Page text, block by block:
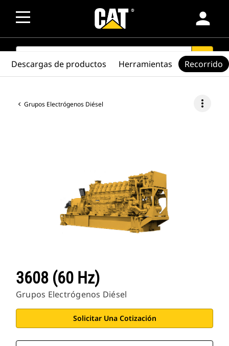
person
SEARCH search
Grupos Electrógenos Diésel more_vert
3608 (60 Hz)
Grupos Electrógenos Diésel
Solicitar Una Cotización
Descargas de productos Herramientas Recorrido